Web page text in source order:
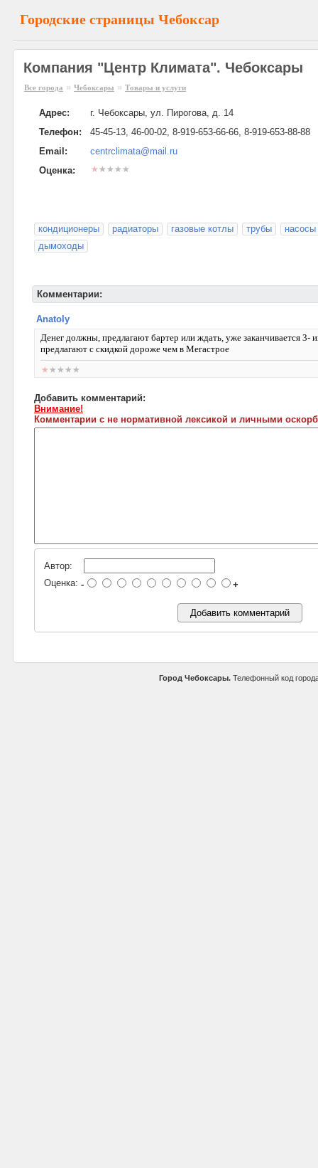
Городские страницы Чебоксар
Компания "Центр Климата". Чебоксары
Все города » Чебоксары » Товары и услуги
Адрес:
г. Чебоксары, ул. Пирогова, д. 14
Телефон:
45-45-13, 46-00-02, 8-919-653-66-66, 8-919-653-88-88
Email:
centrclimata@mail.ru
Оценка:
кондиционеры радиаторы газовые котлы трубы
насосы
дымоходы
Комментарии:
Anatoly
Денег должны, предлагают бартер или ждать, уже заканчивается 3-
предлагают с скидкой дороже чем в Мегастрое
Добавить комментарий:
Внимание!
Комментарии с не нормативной лексикой и личными
Автор:
Оценка: - +
Город Чебоксары. Телефонный код